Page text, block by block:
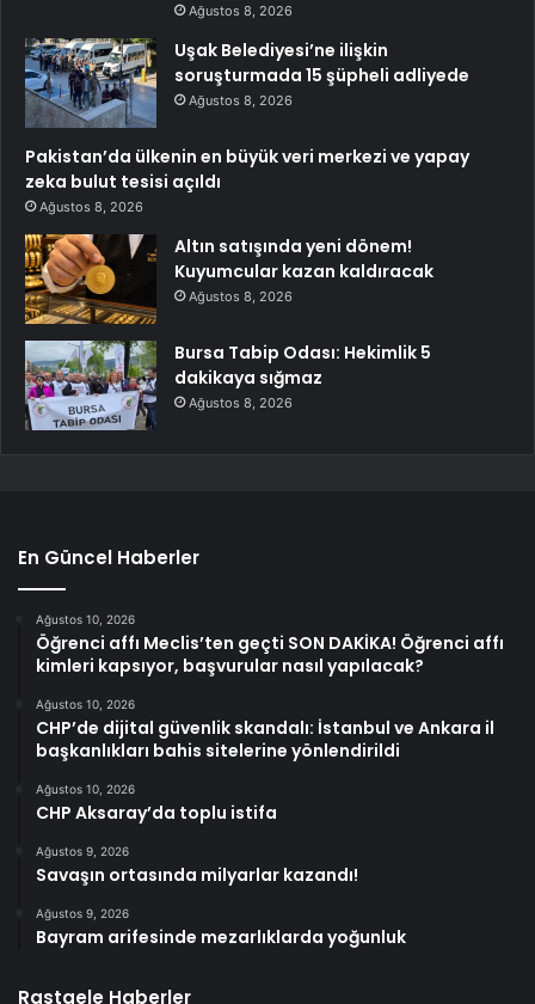
Ağustos 8, 2026
Uşak Belediyesi’ne ilişkin
soruşturmada 15 şüpheli adliyede
Ağustos 8, 2026
Pakistan’da ülkenin en büyük veri merkezi ve yapay
zeka bulut tesisi açıldı
Ağustos 8, 2026
Altın satışında yeni dönem!
Kuyumcular kazan kaldıracak
Ağustos 8, 2026
Bursa Tabip Odası: Hekimlik 5
dakikaya sığmaz
Ağustos 8, 2026
En Güncel Haberler
Ağustos 10, 2026
Öğrenci affı Meclis’ten geçti SON DAKİKA! Öğrenci affı
kimleri kapsıyor, başvurular nasıl yapılacak?
Ağustos 10, 2026
CHP’de dijital güvenlik skandalı: İstanbul ve Ankara il
başkanlıkları bahis sitelerine yönlendirildi
Ağustos 10, 2026
CHP Aksaray’da toplu istifa
Ağustos 9, 2026
Savaşın ortasında milyarlar kazandı!
Ağustos 9, 2026
Bayram arifesinde mezarlıklarda yoğunluk
Rastgele Haberler